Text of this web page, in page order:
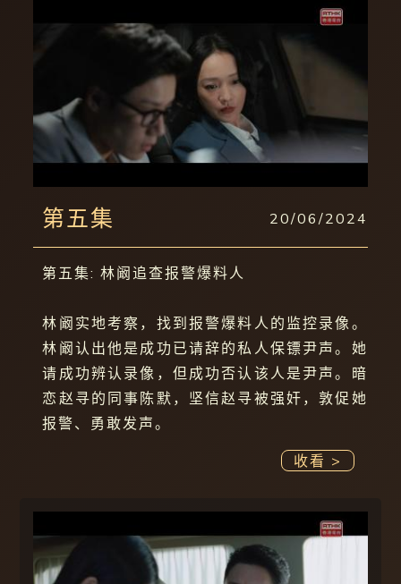
第五集 20/06/2024
第五集: 林阚追查报警爆料人
林阚实地考察，找到报警爆料人的监控录像。
林阚认出他是成功已请辞的私人保镖尹声。她
请成功辨认录像，但成功否认该人是尹声。暗
恋赵寻的同事陈默，坚信赵寻被强奸，敦促她
报警、勇敢发声。
收看 >